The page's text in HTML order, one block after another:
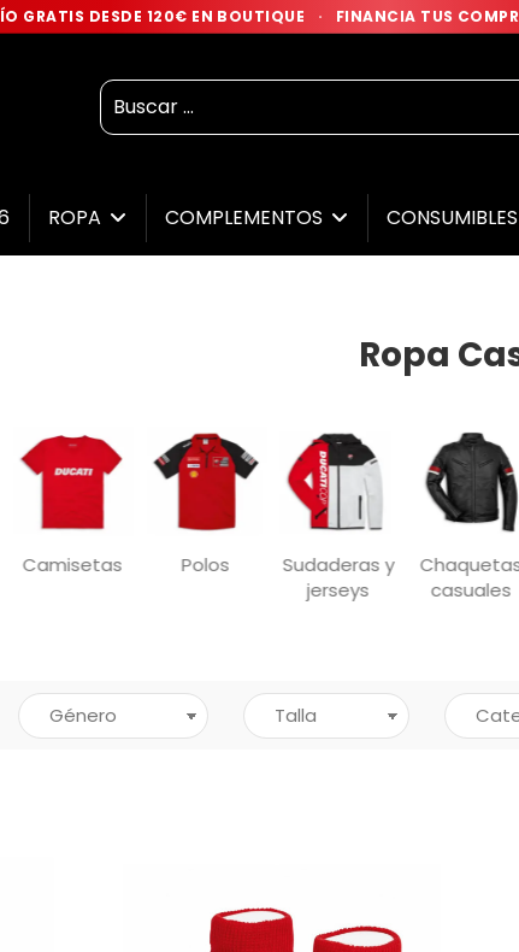
GRATIS DESDE 120€ EN BOUTIQUE · FINANCIA TUS
ROPA COMPLEMENTOS CONSUMIBLES
Ropa
Camisetas Polos
Sudaderas y
jerseys
casuales